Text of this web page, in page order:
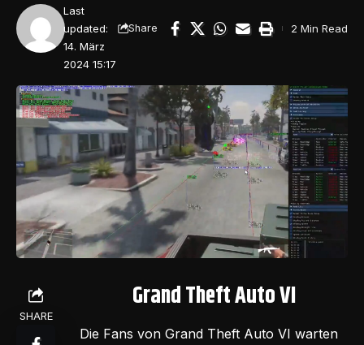
Last
updated:
14. März
2024 15:17
Share 2 Min Read
SHARE
Grand Theft Auto VI
Die Fans von Grand Theft Auto VI warten